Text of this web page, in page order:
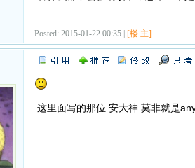
Posted: 2015-01-22 00:35 | [楼 主]
这里面写的那位 安大神 莫非就是